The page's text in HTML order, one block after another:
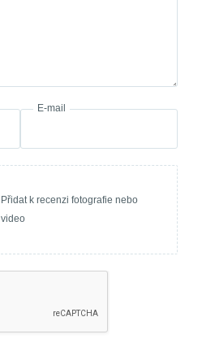
E-mail
Přidat k recenzi fotografie nebo
video